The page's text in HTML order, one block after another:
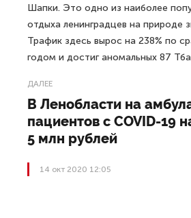
Шапки. Это одно из наиболее
отдыха ленинградцев на природе
Трафик здесь вырос на 238% по
годом и достиг аномальных 87
ДАЛЕЕ
В Ленобласти на
пациентов с COVID-19
5 млн рублей
14 окт 2020 12:05